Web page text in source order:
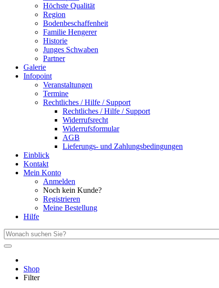
Höchste Qualität
Region
Bodenbeschaffenheit
Familie Hengerer
Historie
Junges Schwaben
Partner
Galerie
Infopoint
Veranstaltungen
Termine
Rechtliches / Hilfe / Support
Rechtliches / Hilfe / Support
Widerrufsrecht
Widerrufsformular
AGB
Lieferungs- und Zahlungsbedingungen
Einblick
Kontakt
Mein Konto
Anmelden
Noch kein Kunde?
Registrieren
Meine Bestellung
Hilfe
Shop
Filter